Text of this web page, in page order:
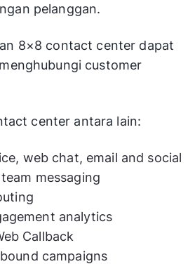
pelanggan.
8×8 contact center dapat
customer
center antara lain:
web chat, email and social
messaging
analytics
Callback
campaigns